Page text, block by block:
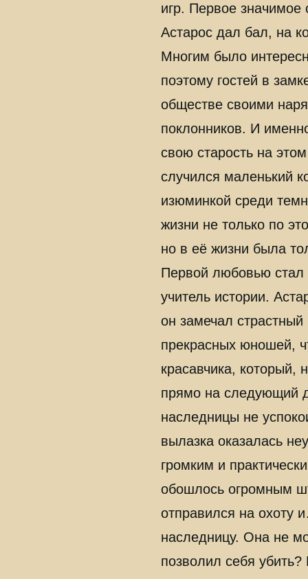
игр. Первое
Астарос дал бал, на
Многим было
поэтому гостей в
обществе своими
поклонников. И
свою старость на
случился маленький
изюминкой среди
жизни не только по
но в её жизни была
Первой любовью стал
учитель истории.
он замечал
прекрасных юношей,
красавчика, который,
прямо на следующий
наследницы не
вылазка оказалась
громким и
обошлось огромным
отправился на охоту
наследницу. Она не
позволил себя